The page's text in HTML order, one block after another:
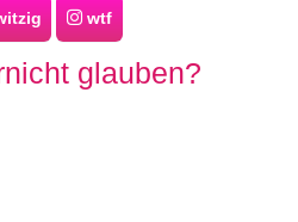
wtf
glauben?